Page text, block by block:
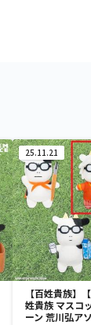
25.11.21
【百姓貴族】
姓貴族 マスコ
ーン 荒川弘ア